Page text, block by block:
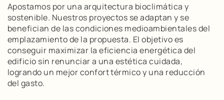
Apostamos por una arquitectura bioclimática y
sostenible. Nuestros proyectos se adaptan y se
benefician de las condiciones medioambientales del
emplazamiento de la propuesta. El objetivo es
conseguir maximizar la eficiencia energética del
edificio sin renunciar a una estética cuidada,
logrando un mejor confort térmico y una reducción
del gasto.